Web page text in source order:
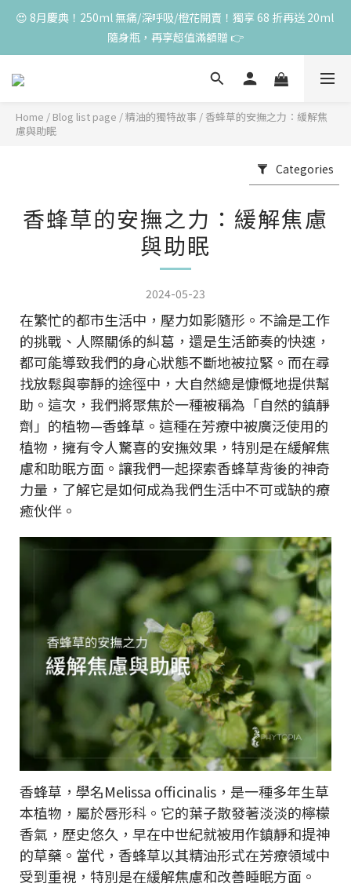
高峰期家長很安心 🧡 滿 3000 元加贈深呼吸10ml一瓶！限量送完
為止
😍 8月慶典！250ml 無痛/深呼吸/橙花開賣！獨享 68 折再送 20ml
隨身瓶，再享超值滿額贈 👉
😍 50ml 任一瓶結帳享 8 折，任三瓶享 75 折，任五瓶享 7 折！想
高峰期家長很安心 🧡 滿 3000 元加贈深呼吸10ml一瓶！限量送完
Home / Blog list page /精油的獨特故事 / 香蜂草的安撫之力：緩解焦
慮與助眠
Categories
香蜂草的安撫之力：緩解焦慮
與助眠
2024-05-23
在繁忙的都市生活中，壓力如影隨形。不論是工作
的挑戰、人際關係的糾葛，還是生活節奏的快速，
都可能導致我們的身心狀態不斷地被拉緊。而在尋
找放鬆與寧靜的途徑中，大自然總是慷慨地提供幫
助。這次，我們將聚焦於一種被稱為「自然的鎮靜
劑」的植物—香蜂草。這種在芳療中被廣泛使用的
植物，擁有令人驚喜的安撫效果，特別是在緩解焦
慮和助眠方面。讓我們一起探索香蜂草背後的神奇
力量，了解它是如何成為我們生活中不可或缺的療
癒伙伴。
香蜂草，學名Melissa officinalis，是一種多年生草
本植物，屬於唇形科。它的葉子散發著淡淡的檸檬
香氣，歷史悠久，早在中世紀就被用作鎮靜和提神
的草藥。當代，香蜂草以其精油形式在芳療領域中
受到重視，特別是在緩解焦慮和改善睡眠方面。